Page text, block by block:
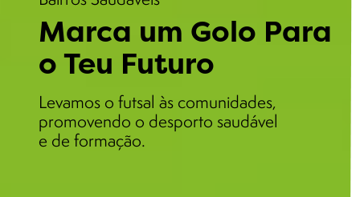
Marca um Golo Para
o Teu Futuro
Levamos o futsal às comunidades,
promovendo o desporto saudável
e de formação.